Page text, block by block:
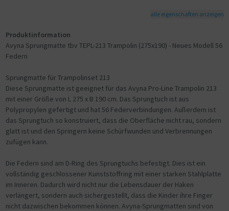
alle eigenschaften anzeigen
Produktinformation
Avyna Sprungmatte tbv TEPL-213 Trampolin (275x190) - Neues Modell 56
Federn
Sprungmatte für Trampolinset 213
Diese Sprungmatte ist geeignet für das Avyna Pro-Line Trampolin 213
mit einer Größe von L 275 x B 190 cm. Das Sprungtuch ist aus
Polypropylen gefertigt und hat 56 Federverbindungen. Außerdem ist
das Sprungtuch so konstruiert, dass die Oberfläche nicht rau, sondern
glatt ist und den Springern keine Schürfwunden und Verbrennungen
zufügen kann.
Die Federn sind am D-Ring des Sprungtuchs befestigt. Dies ist ein
vollständig geschlossener Kunststoffring mit einer starken Stahlplatte
im Inneren. Dadurch wird nicht nur die Lebensdauer der Haken
verlängert, sondern auch sichergestellt, dass die Kinder ihre Finger
nicht dazwischen bekommen können. Avyna-Sprungmatten sind von